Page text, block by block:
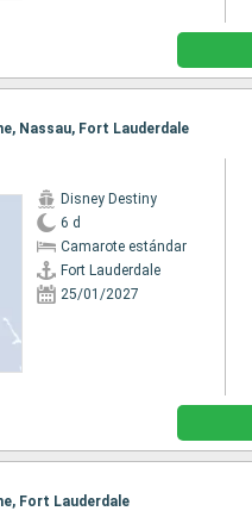
Nassau, Fort Lauderdale
Disney Destiny
6 d
Camarote estándar
Fort Lauderdale
25/01/2027
Fort Lauderdale